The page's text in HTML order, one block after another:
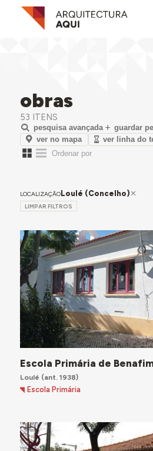
obras
53 ITENS
pesquisa avançada
guardar
ver no mapa
ver linha do
LOCALIZAÇÃOLoulé (Concelho)
LIMPAR FILTROS
Escola Primária de
Loulé (ant. 1938)
Escola Primária